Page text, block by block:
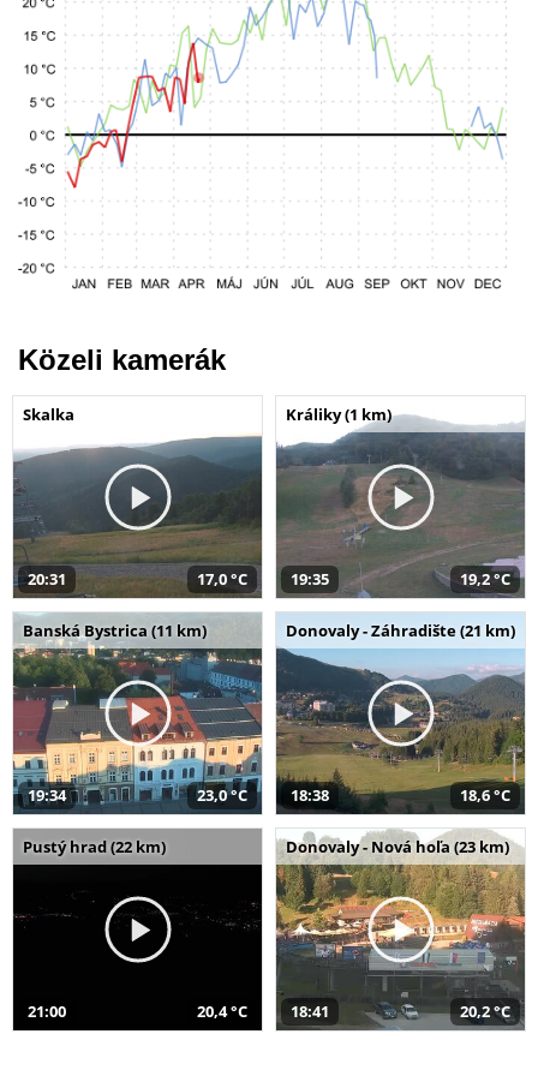
Közeli kamerák
Skalka
20:31 17,0 °C
Králiky (1 km)
19:35 19,2 °C
Banská Bystrica (11 km)
19:34 23,0 °C
Donovaly - Záhradište (21 km)
18:38 18,6 °C
Pustý hrad (22 km)
21:00 20,4 °C
Donovaly - Nová hoľa (23 km)
18:41 20,2 °C